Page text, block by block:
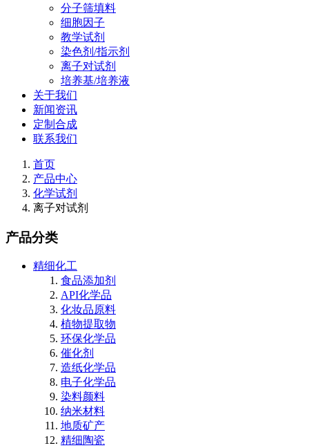
分子筛填料
细胞因子
教学试剂
染色剂/指示剂
离子对试剂
培养基/培养液
关于我们
新闻资讯
定制合成
联系我们
首页
产品中心
化学试剂
离子对试剂
产品分类
精细化工
食品添加剂
API化学品
化妆品原料
植物提取物
环保化学品
催化剂
造纸化学品
电子化学品
染料颜料
纳米材料
地质矿产
精细陶瓷